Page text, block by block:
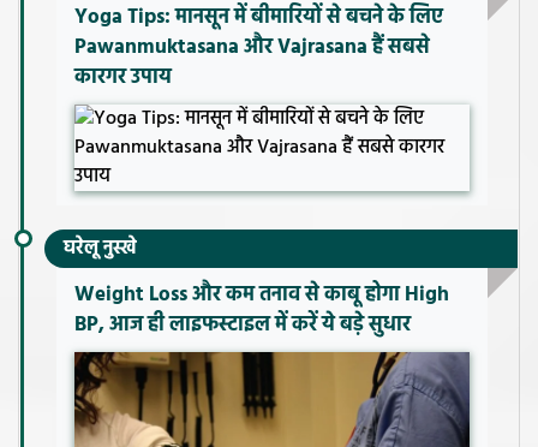
Yoga Tips: मानसून में बीमारियों से बचने के लिए
Pawanmuktasana और Vajrasana हैं सबसे
कारगर उपाय
घरेलू नुस्खे
Weight Loss और कम तनाव से काबू होगा High
BP, आज ही लाइफस्टाइल में करें ये बड़े सुधार